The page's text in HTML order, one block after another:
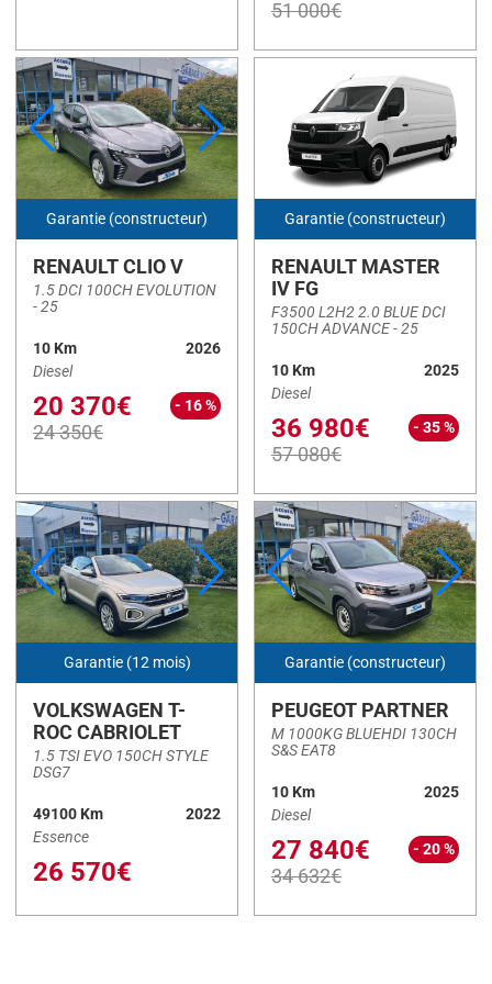
Réinitialiser
51 000€
Garantie (constructeur)
RENAULT CLIO V
1.5 DCI 100CH EVOLUTION
- 25
10 Km
2026
Diesel
20 370€
24 350€
- 16 %
Garantie (constructeur)
RENAULT MASTER
IV FG
F3500 L2H2 2.0 BLUE DCI
150CH ADVANCE - 25
10 Km
2025
Diesel
36 980€
57 080€
- 35 %
Garantie (12 mois)
VOLKSWAGEN T-
ROC CABRIOLET
1.5 TSI EVO 150CH STYLE
DSG7
49100 Km
2022
Essence
26 570€
Garantie (constructeur)
PEUGEOT PARTNER
M 1000KG BLUEHDI 130CH
S&S EAT8
10 Km
2025
Diesel
27 840€
34 632€
- 20 %